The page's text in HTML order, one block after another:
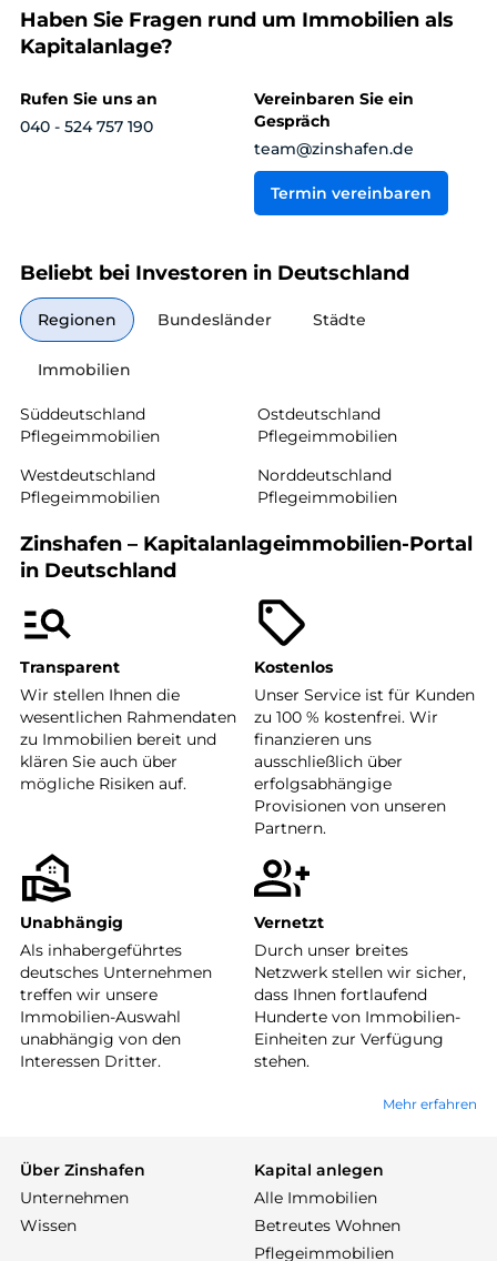
Haben Sie Fragen rund um Immobilien als
Kapitalanlage?
Rufen Sie uns an
040 - 524 757 190
Vereinbaren Sie ein
Gespräch
team@zinshafen.de
Termin vereinbaren
Beliebt bei Investoren in Deutschland
Regionen Bundesländer Städte
Immobilien
Süddeutschland
Pflegeimmobilien
Ostdeutschland
Pflegeimmobilien
Westdeutschland
Pflegeimmobilien
Norddeutschland
Pflegeimmobilien
Zinshafen – Kapitalanlageimmobilien-Portal
in Deutschland
Transparent
Wir stellen Ihnen die
wesentlichen Rahmendaten
zu Immobilien bereit und
klären Sie auch über
mögliche Risiken auf.
Kostenlos
Unser Service ist für Kunden
zu 100 % kostenfrei. Wir
finanzieren uns
ausschließlich über
erfolgsabhängige
Provisionen von unseren
Partnern.
Unabhängig
Als inhabergeführtes
deutsches Unternehmen
treffen wir unsere
Immobilien-Auswahl
unabhängig von den
Interessen Dritter.
Vernetzt
Durch unser breites
Netzwerk stellen wir sicher,
dass Ihnen fortlaufend
Hunderte von Immobilien-
Einheiten zur Verfügung
stehen.
Mehr erfahren
Über Zinshafen
Unternehmen
Wissen
Kapital anlegen
Alle Immobilien
Betreutes Wohnen
Pflegeimmobilien